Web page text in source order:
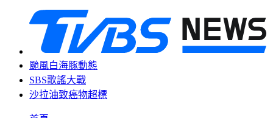
颱風白海豚動態
SBS歌謠大戰
沙拉油致癌物超標